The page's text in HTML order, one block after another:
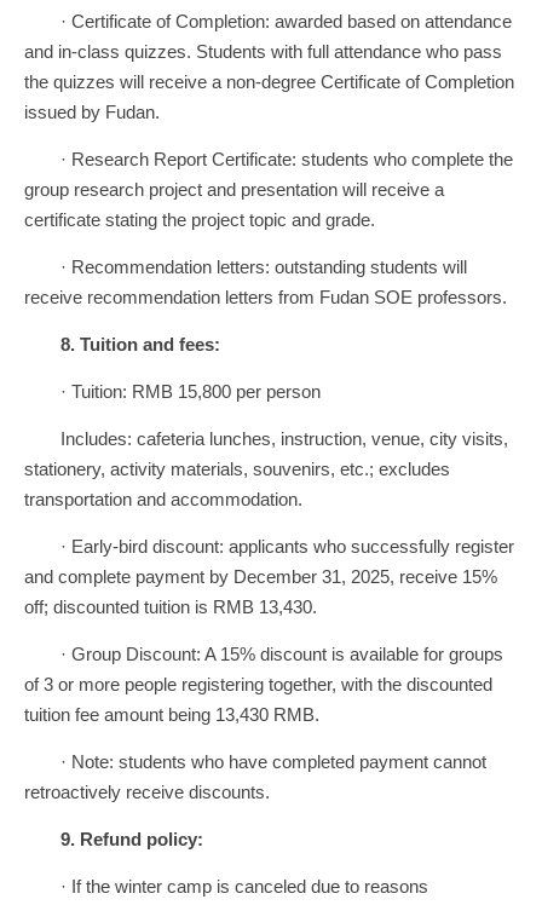
· Certificate of Completion: awarded based on attendance
and in-class quizzes. Students with full attendance who pass
the quizzes will receive a non-degree Certificate of Completion
issued by Fudan.
· Research Report Certificate: students who complete the
group research project and presentation will receive a
certificate stating the project topic and grade.
· Recommendation letters: outstanding students will
receive recommendation letters from Fudan SOE professors.
8. Tuition and fees:
· Tuition: RMB 15,800 per person
Includes: cafeteria lunches, instruction, venue, city visits,
stationery, activity materials, souvenirs, etc.; excludes
transportation and accommodation.
· Early-bird discount: applicants who successfully register
and complete payment by December 31, 2025, receive 15%
off; discounted tuition is RMB 13,430.
· Group Discount: A 15% discount is available for groups
of 3 or more people registering together, with the discounted
tuition fee amount being 13,430 RMB.
· Note: students who have completed payment cannot
retroactively receive discounts.
9. Refund policy:
· If the winter camp is canceled due to reasons